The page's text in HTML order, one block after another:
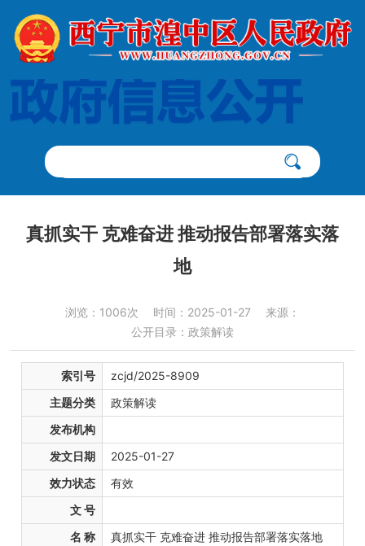
真抓实干 克难奋进 推动报告部署落实落
地
浏览：1006次 时间：2025-01-27
来源：
公开目录：政策解读
索引号
zcjd/2025-8909
主题分类
政策解读
发布机构
发文日期
2025-01-27
效力状态
有效
文 号
名 称
真抓实干 克难奋进 推动报告部署落实落地